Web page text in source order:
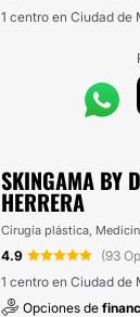
1 centro en Ciudad de
SKINGAMA BY
HERRERA
Cirugía plástica,
4.9 (93
1 centro en Ciudad de
Opciones de